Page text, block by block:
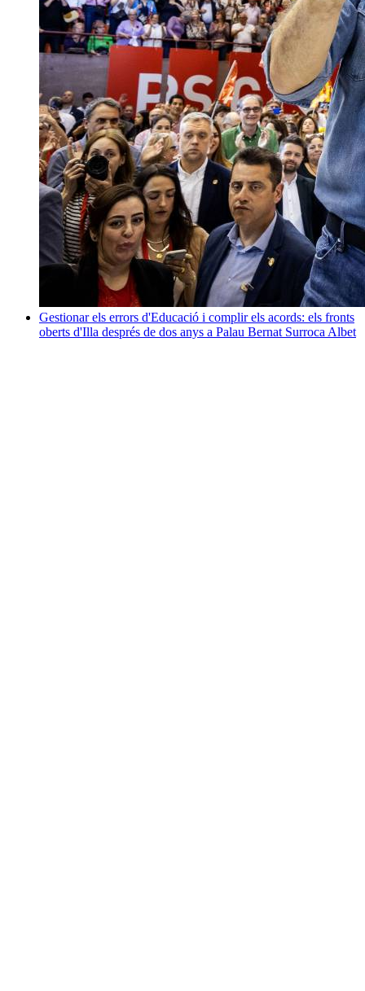
Gestionar els errors d'Educació i complir els acords: els fronts
oberts d'Illa després de dos anys a Palau Bernat Surroca Albet